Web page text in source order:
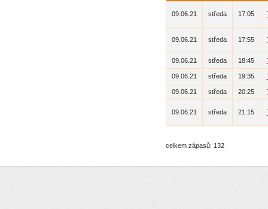
09.06.21 středa 17:05
09.06.21 středa 17:55
09.06.21 středa 18:45
09.06.21 středa 19:35
09.06.21 středa 20:25
09.06.21 středa 21:15
celkem zápasů: 132